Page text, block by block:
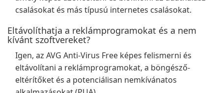
csalásokat és más típusú internetes csalásokat.
Eltávolíthatja a reklámprogramokat és a nem
kívánt szoftvereket?
Igen, az AVG Anti-Virus Free képes felismerni és
eltávolítani a reklámprogramokat, a böngésző-
eltérítőket és a potenciálisan nemkívánatos